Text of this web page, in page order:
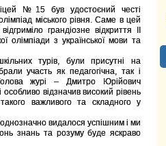
№15 був удостоєний честі
міського рівня. Саме в цей
грандіозне відкриття ІІ
олімпіади з української мови та
турів, були присутні на
участь як педагогічна, так і
журі – Дмитро Юрійович
відзначив високий рівень
важливого та складного у
однозначно видалося успішним і ми
знань та розуму буде яскраво